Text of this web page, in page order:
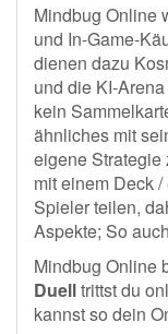
Mindbug Online
und In-Game-
dienen dazu
und die KI-
kein
ähnliches mit
eigene Strategie
mit einem Deck
Spieler teilen,
Aspekte; So
Mindbug Online
Duelltrittst du
kannst so dein